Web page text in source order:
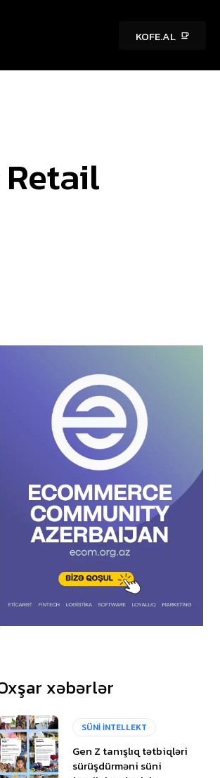
KOFE.AL
xəbərlər
SÜNİ İNTELLEKT
Gen Z tanışlıq tətbiqləri
sürüşdürməni süni